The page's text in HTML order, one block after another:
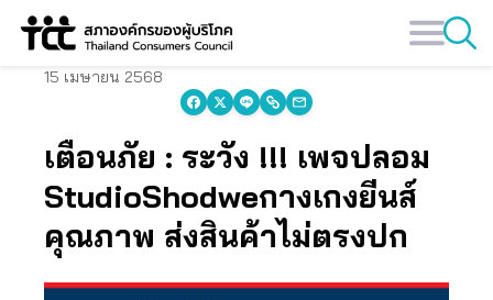
Skip
15 เมษายน 2568
เตือนภัย : ระวัง !!! เพจปลอม
StudioShodweกางเกงยีนส์
คุณภาพ ส่งสินค้าไม่ตรงปก